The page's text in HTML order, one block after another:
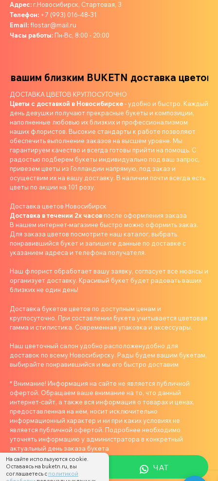
Адрес: г.Новосибирск, Стартовая, 3
Телефон: +7 (993) 016-48-31
Email:flostar@mail.ru
Часы работы: Пн-Вс, 8:00 - 20:00
близкимBUKETN доставка цветов
ДОСТАВКА ЦВЕТОВ КРУГЛОСУТОЧНО
Цветы с доставкой в Новосибирске- удобно и быстро. Каждый
день девушки получают прекрасные букеты и композиции,
наполненные любовью их близких и профессионализмом
наших флористов. Высокие стандарты к работе позволяют
обеспечить выполнение заказов на высшем уровне. Мы
гарантируем качество и всегда готовы прийти на помощь. С
радостью подберем букеты индивидуально под ваш запрос,
привезем цветы из Голландии напрямую, под заказ и
осуществим их на вашу доставку. В наличии почти всегда есть
цветы по акции на 101 розу.
Доставка цветов Новосибирск
Доставка в течении 2х часов после оформления заказа
В нашем интернет-магазине быстро можно оформить заказ.
Для заказа цветов посмотрите наш каталог, выбрать
понравившийся букет и запишите данные по доставке с
указанием адреса и телефона получателя.
Наш флорист обработает вашу заявку, согласует все нюансы и
организует доставку. Красивый букет будет радовать ваших
близких не один день!
Доставка букетов цветов по доступным ценам и
круглосуточно. При составлении букета учитывается цветовая
гамма и стилистика. Современная упаковка и аксессуары.
Наш цветочный салон удобно расположенудобно для
доставок по всему Новосибирску. Рады будем вашим букетам,
выбирайте понравившийся и мы его быстро доставим
* Внимание! Информация на сайте не является публичной
офертой. Обращаем ваше внимание на то, что данный
интернет-сайт, а также вся информация о товарах и ценах,
предоставленная на нём, носит исключительно
информационный характер и ни при каких условиях не
является публичной офертой. Подробнее необходимо
уточнять информацию у администратора в конкретный
актуальный день заказа букета
ЧАТ
На сайте используются cookie.
Оставаясь на buketn.ru, вы
соглашаетесь с политикой